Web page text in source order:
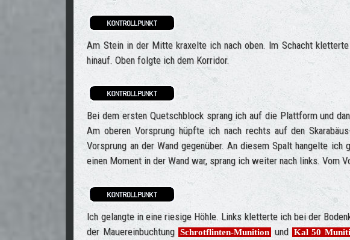
Am Stein in der Mitte kraxelte ich nach oben. Im Schacht
hinauf. Oben folgte ich dem Korridor.
Bei dem ersten Quetschblock sprang ich auf die Plattform und
Am oberen Vorsprung hüpfte ich nach rechts auf den
Vorsprung an der Wand gegenüber. An diesem Spalt hangelte
einen Moment in der Wand war, sprang ich weiter nach links. Vom
Ich gelangte in eine riesige Höhle. Links kletterte ich bei der
der Mauereinbuchtung Schrotflinten-Munition und Kal 50